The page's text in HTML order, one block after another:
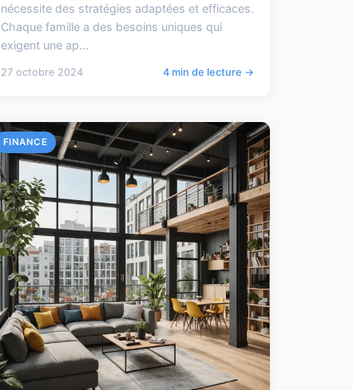
nécessite des stratégies adaptées et efficaces.
Chaque famille a des besoins uniques qui
exigent une ap...
27 octobre 2024 4 min de lecture →
FINANCE